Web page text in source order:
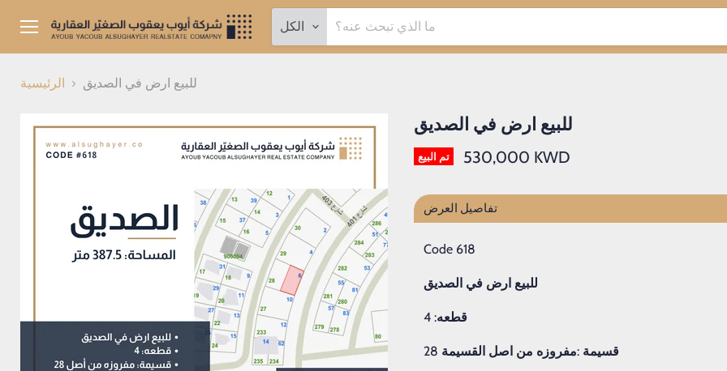
القائمة
الكل
الرئيسية للبيع ارض في الصديق
للبيع ارض في الصديق
تم البيع 530,000 KWD
تفاصيل العرض
Code 618
للبيع ارض في الصديق
قطعه: 4
قسيمة :مفروزه من اصل القسيمة